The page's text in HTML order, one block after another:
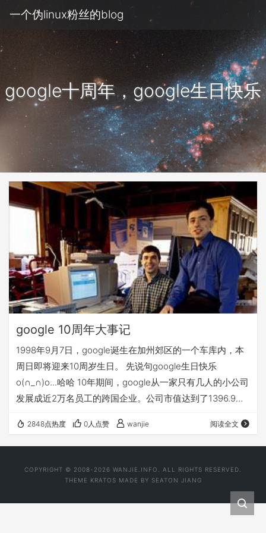
一个伪linux粉丝的blog
google十周年，google生日快乐
google 10周年大事记
1998年9月7日，google诞生在加州郊区的一个车库内，本
周日即将迎来10周岁生日。 先说句google生日快乐
o(∩_∩)o...哈哈 10年期间，google从一家只有几人的小公司
发展成近2万名员工的跨国企业。公司市值达到了1396.9亿
google10年来的主要发展历程：
2848点热度 0人点赞 wanjie 阅读全文
COPYRIGHT © 2008-2026 WANJIE.INFO. ALL RIGHTS RESERVED.
THEME KRATOS MADE BY SEATON JIANG